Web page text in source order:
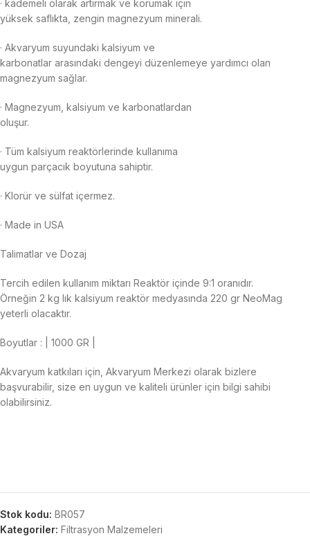
· kademeli olarak artırmak ve korumak için
yüksek saflıkta, zengin magnezyum minerali.
· Akvaryum suyundaki kalsiyum ve
karbonatlar arasındaki dengeyi düzenlemeye yardımcı olan
magnezyum sağlar.
· Magnezyum, kalsiyum ve karbonatlardan
oluşur.
· Tüm kalsiyum reaktörlerinde kullanıma
uygun parçacık boyutuna sahiptir.
· Klorür ve sülfat içermez.
· Made in USA
Talimatlar ve Dozaj
Tercih edilen kullanım miktarı Reaktör içinde 9:1 oranıdır.
Örneğin 2 kg lık kalsiyum reaktör medyasında 220 gr NeoMag
yeterli olacaktır.
Boyutlar : | 1000 GR |
Akvaryum katkıları için, Akvaryum Merkezi olarak bizlere
başvurabilir, size en uygun ve kaliteli ürünler için bilgi sahibi
olabilirsiniz.
Stok kodu: BR057
Kategoriler: Filtrasyon Malzemeleri